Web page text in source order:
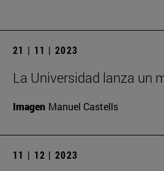
21 | 11 | 2023
La Universidad lanza un
Imagen Manuel Castells
11 | 12 | 2023